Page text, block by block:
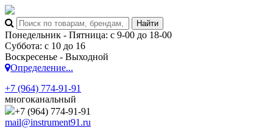
Понедельник - Пятница: с 9-00 до 18-00
Суббота: с 10 до 16
Воскресенье - Выходной
Определение...
+7 (964) 774-91-91
многоканальный
+7 (964) 774-91-91
mail@instrument91.ru